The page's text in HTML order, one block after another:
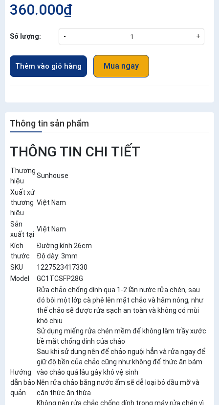
360.000₫
Số lượng: - +
Thêm vào giỏ hàng Mua ngay
Thông tin sản phẩm
THÔNG TIN CHI TIẾT
Thương
hiệu
Sunhouse
Xuất xứ
thương
hiệu
Việt Nam
Sản
xuất tại
Việt Nam
Kích
thước
Đường kính 26cm
Độ dày: 3mm
SKU
1227523417330
Model
GC1TCSFP28G
Hướng
dẫn bảo
quản
Rửa chảo chống dính qua 1-2 lần nước rửa chén, sau
đó bôi một lớp cà phê lên mặt chảo và hâm nóng, như
thế chảo sẽ được rửa sạch an toàn và không có mùi
khó chịu
Sử dụng miếng rửa chén mềm để không làm trầy xước
bề mặt chống dính của chảo
Sau khi sử dụng nên để chảo nguội hẳn và rửa ngay để
giữ độ bền của chảo cũng như không để thức ăn bám
vào chảo quá lâu gây khó vệ sinh
Nên rửa chảo bằng nước ấm sẽ dễ loại bỏ dầu mỡ và
cặn thức ăn thừa
Không nên rửa chảo chống dính trong máy rửa chén vì